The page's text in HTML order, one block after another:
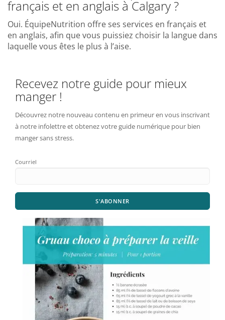
français et en anglais à Calgary ?
Oui. ÉquipeNutrition offre ses services en français et
en anglais, afin que vous puissiez choisir la langue dans
laquelle vous êtes le plus à l’aise.
Recevez notre guide pour mieux
manger !
Découvrez notre nouveau contenu en primeur en vous inscrivant
à notre infolettre et obtenez votre guide numérique pour bien
manger sans stress.
Courriel
S'ABONNER